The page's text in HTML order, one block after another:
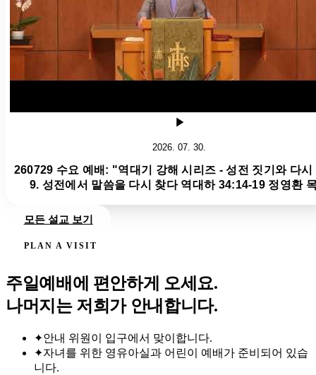
2026. 07. 30.
260729 수요 예배: "역대기 강해 시리즈 - 성전 짓기와 다
9. 성전에서 말씀을 다시 찾다 역대하 34:14-19 정영환
모든 설교 보기
PLAN A VISIT
주일예배에 편안하게 오세요.
나머지는 저희가 안내합니다.
✦안내 위원이 입구에서 맞이합니다.
✦자녀를 위한 영유아실과 어린이 예배가 준비되어 있습
니다.